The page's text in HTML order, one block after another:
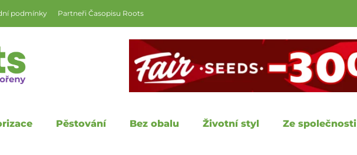
podmínky Partneři Časopisu Roots
Pěstování Bez obalu Životní styl Ze společnosti